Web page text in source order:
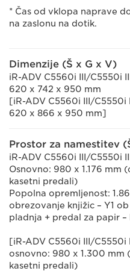
* Čas od vklopa naprave
na zaslonu na dotik.
Dimenzije (Š x G x V)
iR-ADV C5560i III/C5550i
620 x 742 x 950 mm
[iR-ADV C5560i III/
620 x 866 x 950 mm]
Prostor za namestitev
iR-ADV C5560i III/C5550i
Osnovno: 980 x 1.176
kasetni predali)
Popolna opremljenost:
obrezovanje knjižic – Y1
pladnja + predal za papir
[iR-ADV C5560i III/
osnovno: 980 x 1.300
kasetni predali)